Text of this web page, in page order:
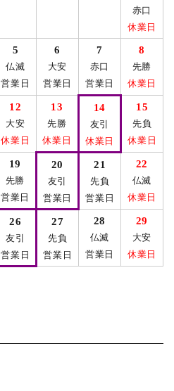
赤口
休業日
5
仏滅
営業日
6
大安
営業日
7
赤口
営業日
8
先勝
休業日
12
大安
休業日
13
先勝
休業日
14
友引
休業日
15
先負
休業日
19
先勝
営業日
20
友引
営業日
21
先負
営業日
22
仏滅
休業日
26
友引
営業日
27
先負
営業日
28
仏滅
営業日
29
大安
休業日